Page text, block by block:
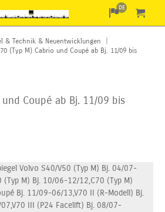
DE
& Technik & Neuentwicklungen
(Typ M) Cabrio und Coupé ab Bj. 11/09 bis
und Coupé ab Bj. 11/09 bis
Volvo S40/V50 (Typ M) Bj. 04/07-
(Typ M) Bj. 10/06-12/12,C70 (Typ M)
Bj. 11/09-06/13,V70 II (R-Modell) Bj.
III (P24 Facelift) Bj. 08/07-